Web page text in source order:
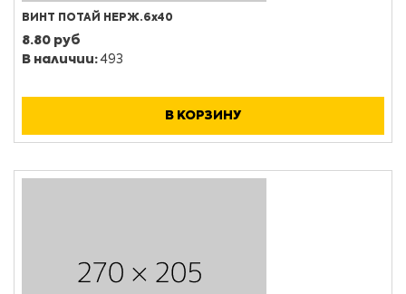
ВИНТ ПОТАЙ НЕРЖ.6х40
8.80 руб
В наличии:493
В КОРЗИНУ